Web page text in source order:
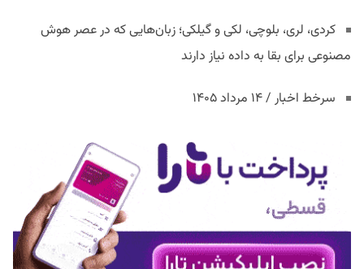
کردی، لری، بلوچی، لکی و گیلکی؛ زبان‌هایی که در عصر هوش
مصنوعی برای بقا به داده نیاز دارند
سرخط اخبار / ۱۴ مرداد ۱۴۰۵